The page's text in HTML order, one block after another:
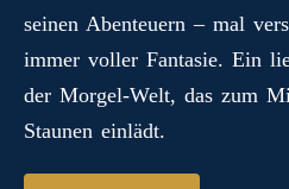
seinen Abenteuern – mal
immer voller Fantasie. Ein
der Morgel‑Welt, das zum
Staunen einlädt.